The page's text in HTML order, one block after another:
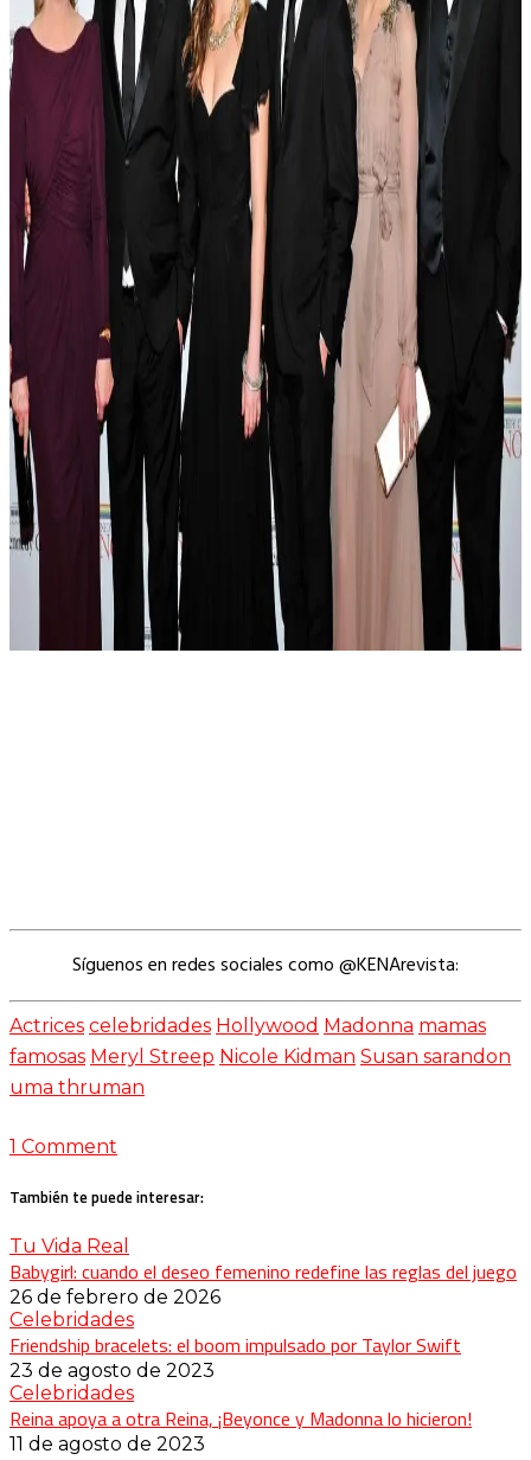
Síguenos en redes sociales como @KENArevista:
Actrices celebridades Hollywood Madonna mamas
famosas Meryl Streep Nicole Kidman Susan sarandon
uma thruman
1 Comment
También te puede interesar:
Tu Vida Real
Babygirl: cuando el deseo femenino redefine las reglas del juego
26 de febrero de 2026
Celebridades
Friendship bracelets: el boom impulsado por Taylor Swift
23 de agosto de 2023
Celebridades
Reina apoya a otra Reina, ¡Beyonce y Madonna lo hicieron!
11 de agosto de 2023